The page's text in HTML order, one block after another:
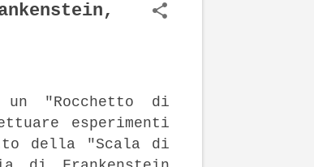
un "Rocchetto di
esperimenti
della "Scala di